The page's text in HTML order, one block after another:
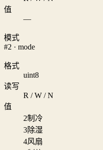
值
—
模式
#2 · mode
格式
uint8
读写
R / W / N
值
2制冷
3除湿
4风扇